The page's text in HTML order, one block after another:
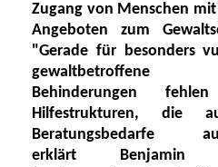
Zugang von Menschen
Angeboten zum
"Gerade für besonders
Behinderungen fehlen
Hilfestrukturen, die
Beratungsbedarfe
erklärt Benjamin